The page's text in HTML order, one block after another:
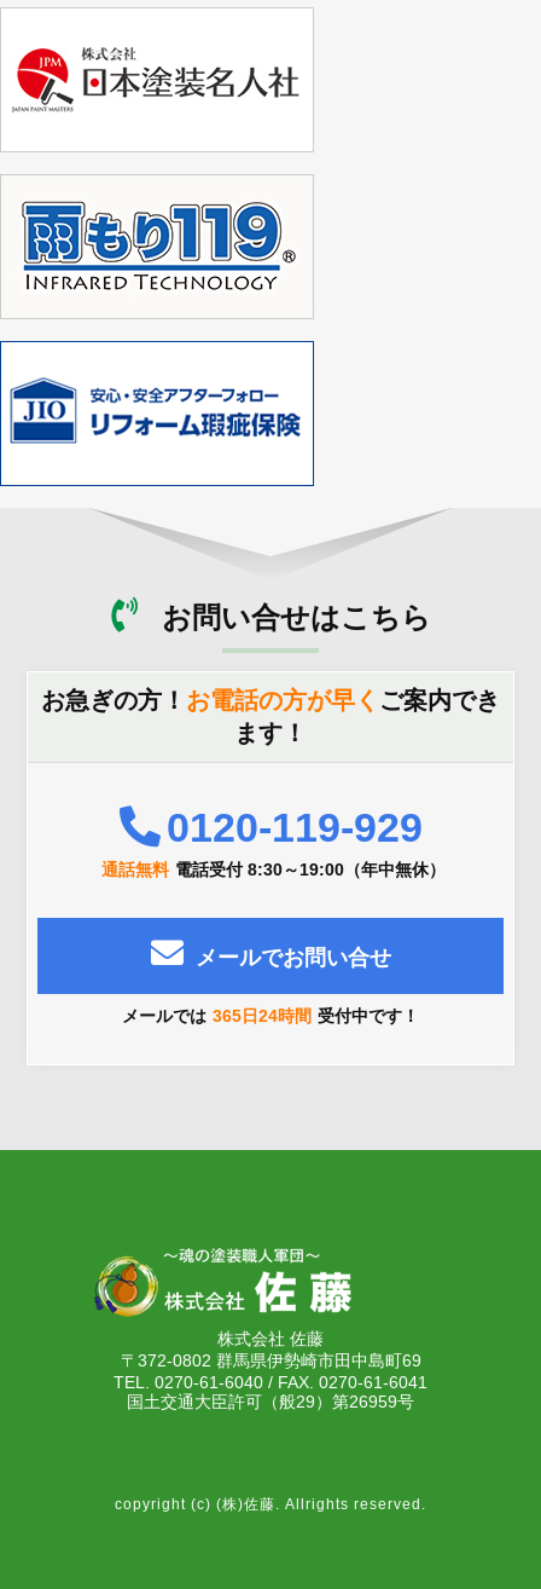
お問い合せはこちら
お急ぎの方！ お電話の方が早く ご案内でき
ます！
0120-119-929
通話無料 電話受付 8:30～19:00（年中無休）
メールでお問い合せ
メールでは 365日24時間 受付中です！
株式会社 佐藤
〒372-0802 群馬県伊勢崎市田中島町69
TEL. 0270-61-6040 / FAX. 0270-61-6041
国土交通大臣許可（般29）第26959号
copyright (c) (株)佐藤. Allrights reserved.